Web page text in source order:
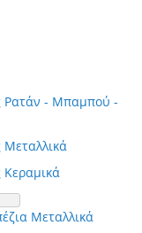
Ρατάν - Μπαμπού -
Μεταλλικά